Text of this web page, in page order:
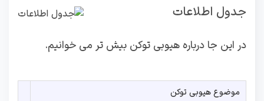
جدول اطلاعات
در این جا درباره هیوبی توکن بیش تر می خوانیم.
موضوع هیوبی توکن